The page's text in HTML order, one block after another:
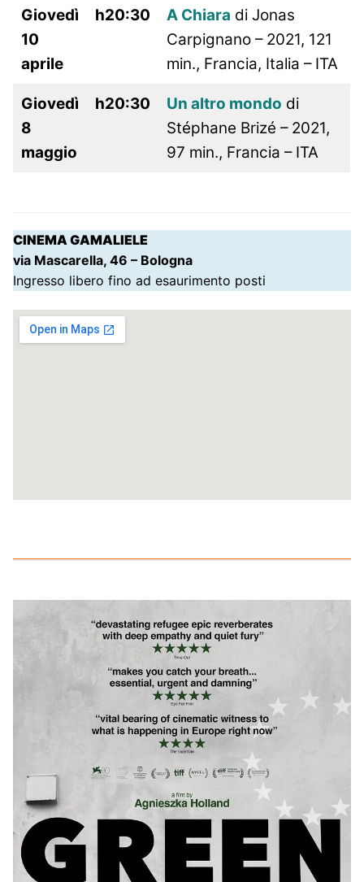
Giovedì
10
aprile
h20:30 A Chiara di Jonas
Carpignano – 2021, 121
min., Francia, Italia – ITA
Giovedì
8
maggio
h20:30 Un altro mondo di
Stéphane Brizé – 2021,
97 min., Francia – ITA
CINEMA GAMALIELE
via Mascarella, 46 – Bologna
Ingresso libero fino ad esaurimento posti